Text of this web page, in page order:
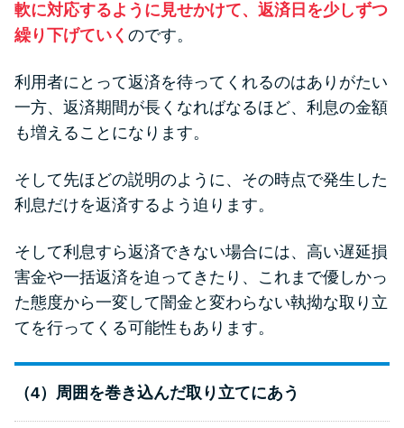
軟に対応するように見せかけて、返済日を少しずつ
繰り下げていく のです。
利用者にとって返済を待ってくれるのはありがたい
一方、返済期間が長くなればなるほど、利息の金額
も増えることになります。
そして先ほどの説明のように、その時点で発生した
利息だけを返済するよう迫ります。
そして利息すら返済できない場合には、高い遅延損
害金や一括返済を迫ってきたり、これまで優しかっ
た態度から一変して闇金と変わらない執拗な取り立
てを行ってくる可能性もあります。
（4）周囲を巻き込んだ取り立てにあう